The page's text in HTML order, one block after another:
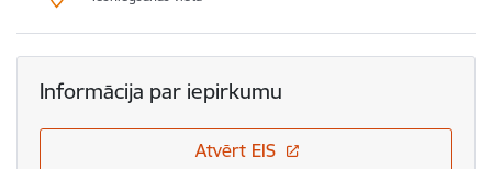
Informācija par iepirkumu
Atvērt EIS